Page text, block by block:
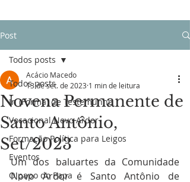
Post
Todos posts
In (Forma) de Testemunho
Vocacional Novo Ardor
Formação Política para Leigos
Eventos
O papo do Papa
Todos posts
Novena Permanente de
Santo Antônio,
Set/2023
Acácio Macedo
13 de set. de 2023 1 min de leitura
Um dos baluartes da Comunidade
Novo Ardor é Santo Antônio de